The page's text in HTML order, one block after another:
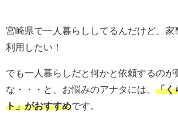
宮崎県で一人暮らししてるんだけど、家
利用したい！
でも一人暮らしだと何かと依頼するのが
な・・・と、お悩みのアナタには、 「く
ト」がおすすめです。